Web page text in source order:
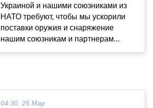
Украиной и нашими союзниками из
НАТО требуют, чтобы мы ускорили
поставки оружия и снаряжение
нашим союзникам и партнерам...
04:30, 25 Мар